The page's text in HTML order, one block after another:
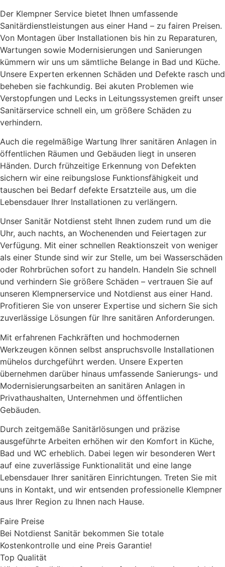
Der Klempner Service bietet Ihnen umfassende
Sanitärdienstleistungen aus einer Hand – zu fairen Preisen.
Von Montagen über Installationen bis hin zu Reparaturen,
Wartungen sowie Modernisierungen und Sanierungen
kümmern wir uns um sämtliche Belange in Bad und Küche.
Unsere Experten erkennen Schäden und Defekte rasch und
beheben sie fachkundig. Bei akuten Problemen wie
Verstopfungen und Lecks in Leitungssystemen greift unser
Sanitärservice schnell ein, um größere Schäden zu
verhindern.
Auch die regelmäßige Wartung Ihrer sanitären Anlagen in
öffentlichen Räumen und Gebäuden liegt in unseren
Händen. Durch frühzeitige Erkennung von Defekten
sichern wir eine reibungslose Funktionsfähigkeit und
tauschen bei Bedarf defekte Ersatzteile aus, um die
Lebensdauer Ihrer Installationen zu verlängern.
Unser Sanitär Notdienst steht Ihnen zudem rund um die
Uhr, auch nachts, an Wochenenden und Feiertagen zur
Verfügung. Mit einer schnellen Reaktionszeit von weniger
als einer Stunde sind wir zur Stelle, um bei Wasserschäden
oder Rohrbrüchen sofort zu handeln. Handeln Sie schnell
und verhindern Sie größere Schäden – vertrauen Sie auf
unseren Klempnerservice und Notdienst aus einer Hand.
Profitieren Sie von unserer Expertise und sichern Sie sich
zuverlässige Lösungen für Ihre sanitären Anforderungen.
Mit erfahrenen Fachkräften und hochmodernen
Werkzeugen können selbst anspruchsvolle Installationen
mühelos durchgeführt werden. Unsere Experten
übernehmen darüber hinaus umfassende Sanierungs- und
Modernisierungsarbeiten an sanitären Anlagen in
Privathaushalten, Unternehmen und öffentlichen
Gebäuden.
Durch zeitgemäße Sanitärlösungen und präzise
ausgeführte Arbeiten erhöhen wir den Komfort in Küche,
Bad und WC erheblich. Dabei legen wir besonderen Wert
auf eine zuverlässige Funktionalität und eine lange
Lebensdauer Ihrer sanitären Einrichtungen. Treten Sie mit
uns in Kontakt, und wir entsenden professionelle Klempner
aus Ihrer Region zu Ihnen nach Hause.
Faire Preise
Bei Notdienst Sanitär bekommen Sie totale
Kostenkontrolle und eine Preis Garantie!
Top Qualität